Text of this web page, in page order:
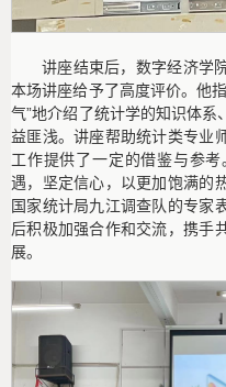
讲座结束后，数字经济学
本场讲座给予了高度评价。他
气”地介绍了统计学的知识体
益匪浅。讲座帮助统计类专业
工作提供了一定的借鉴与参
遇，坚定信心，以更加饱满的
国家统计局九江调查队的专家
后积极加强合作和交流，携手
展。